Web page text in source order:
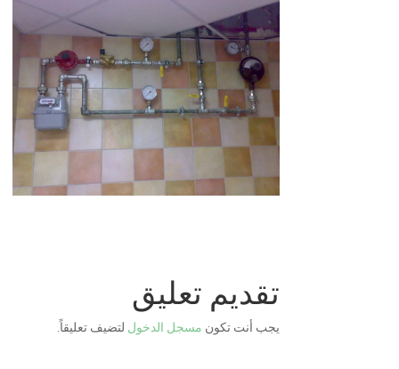
تقديم تعليق
يجب أنت تكون مسجل الدخول لتضيف تعليقاً.